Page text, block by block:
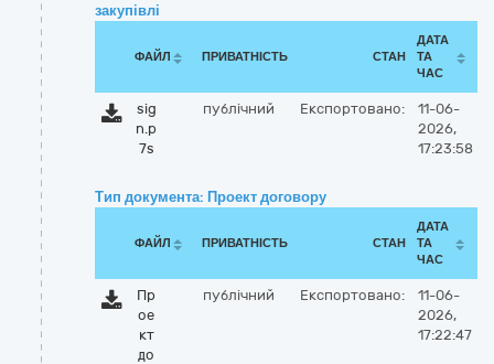
закупівлі
ФАЙЛ ПРИВАТНІСТЬ СТАН
ДАТА
ТА
ЧАС
sig
n.p
7s
публічний Експортовано:
11-06-
2026,
17:23:58
Тип документа: Проект договору
ФАЙЛ ПРИВАТНІСТЬ СТАН
ДАТА
ТА
ЧАС
Пр
ое
кт
до
публічний Експортовано:
11-06-
2026,
17:22:47